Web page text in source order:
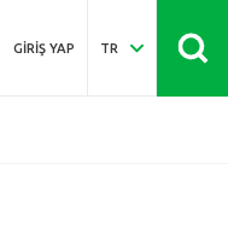
GIRIŞ YAP TR